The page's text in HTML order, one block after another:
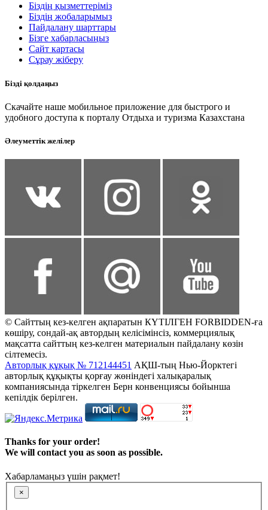
Біздің қызметтеріміз
Біздің жобаларымыз
Пайдалану шарттары
Бізге хабарласыңыз
Сайт картасы
Сұрау жіберу
Бізді қолдаңыз
Скачайте наше мобильное приложение для быстрого и
удобного доступа к порталу Отдыха и туризма Казахстана
Әлеуметтік желілер
© Сайттың кез-келген ақпаратын КҮТІЛГЕН FORBIDDEN-ға
көшіру, сондай-ақ автордың келісімінсіз, коммерциялық
мақсатта сайттың кез-келген материалын пайдалану көзін
сілтемесіз.
Авторлық құқық № 712144451 АҚШ-тың Нью-Йорктегі
авторлық құқықты қорғау жөніндегі халықаралық
компаниясында тіркелген Берн конвенциясы бойынша
кепілдік берілген.
Thanks for your order!
We will contact you as soon as possible.
Хабарламаңыз үшін рақмет!
×